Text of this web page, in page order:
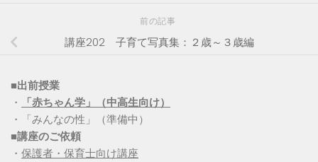
前の記事
講座202 子育て写真集：２歳～３歳編
■出前授業
・
「赤ちゃん学」（中高生向け）
・「みんなの性」（準備中）
■講座のご依頼
・ 保護者・保育士向け講座